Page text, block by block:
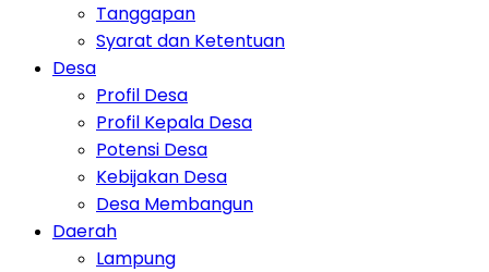
Tanggapan
Syarat dan Ketentuan
Desa
Profil Desa
Profil Kepala Desa
Potensi Desa
Kebijakan Desa
Desa Membangun
Daerah
Lampung